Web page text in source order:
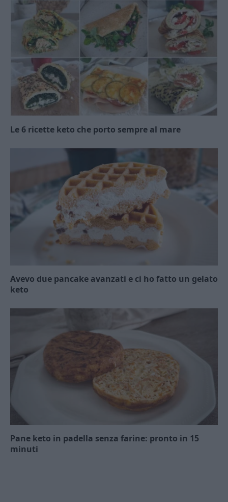
Le 6 ricette keto che porto sempre al mare
Avevo due pancake avanzati e ci ho fatto un gelato
keto
Pane keto in padella senza farine: pronto in 15
minuti